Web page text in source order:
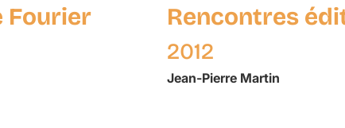
Fourier Rencontres
2012
Jean-Pierre Martin